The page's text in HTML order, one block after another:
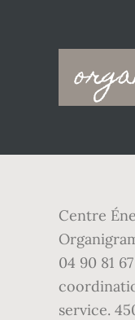
Main
Centre
04 90 81
service.